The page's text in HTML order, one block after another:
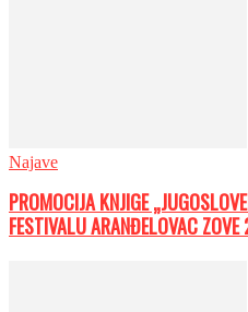
Najave
PROMOCIJA KNJIGE
FESTIVALU ARANĐELOVAC